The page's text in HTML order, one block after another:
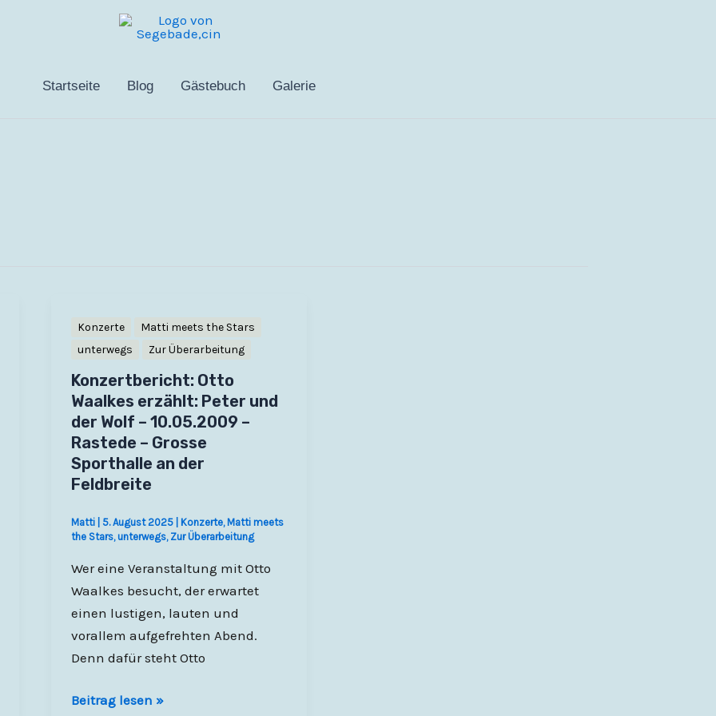
Startseite Blog Gästebuch Galerie
Konzerte
Matti meets the Stars
unterwegs
Zur Überarbeitung
Konzertbericht: Otto
Waalkes erzählt: Peter und
der Wolf – 10.05.2009 –
Rastede – Grosse
Sporthalle an der
Feldbreite
Matti 5. August 2025 Konzerte, Matti meets
the Stars, unterwegs, Zur Überarbeitung
Wer eine Veranstaltung mit Otto
Waalkes besucht, der erwartet
einen lustigen, lauten und
vorallem aufgefrehten Abend.
Denn dafür steht Otto
Konzertbericht:
Beitrag lesen »